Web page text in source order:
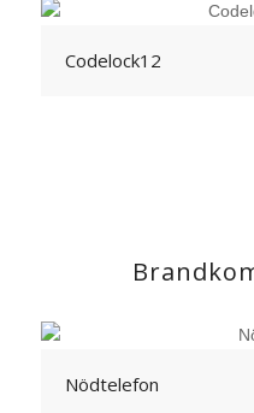
Codelock12
Nödtelefon